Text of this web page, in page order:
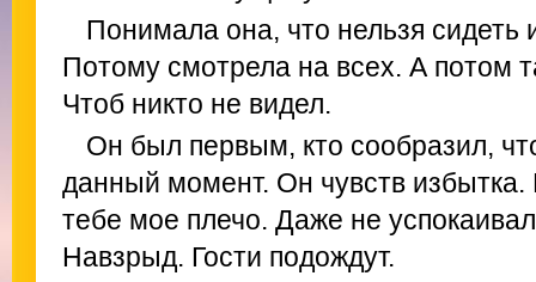
Понимала она, что нельзя сидеть
Потому смотрела на всех. А потом
Чтоб никто не видел.
Он был первым, кто сообразил,
данный момент. Он чувств
тебе мое плечо. Даже не
Навзрыд. Гости подождут.